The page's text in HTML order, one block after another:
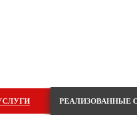
РЕАЛИЗОВАННЫЕ